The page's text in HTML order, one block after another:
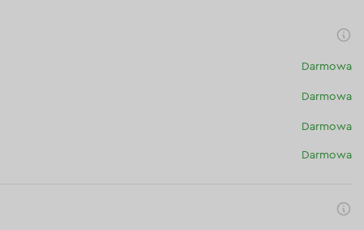
Darmowa
Darmowa
Darmowa
Darmowa